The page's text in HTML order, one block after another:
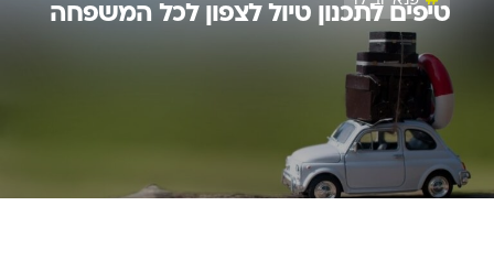
טיפים לתכנון טיול לצפון לכל המשפחה